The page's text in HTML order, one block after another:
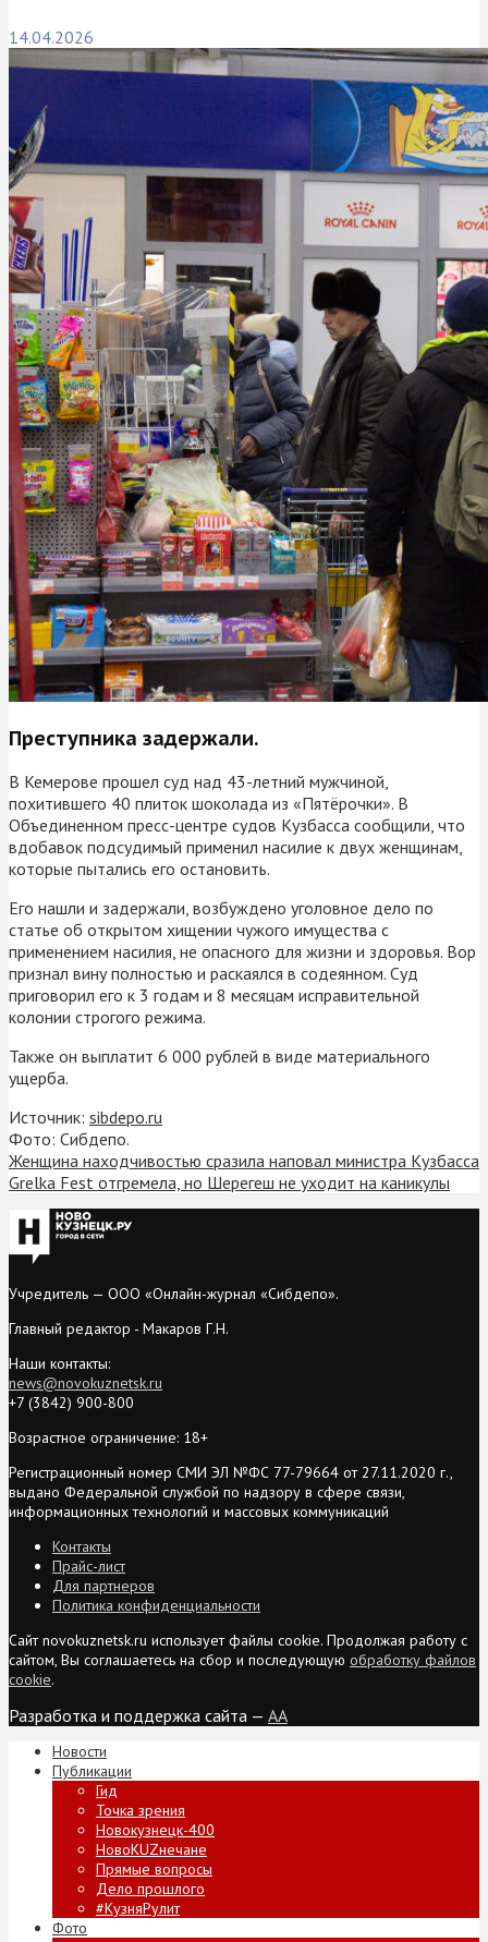
14.04.2026
Преступника задержали.
В Кемерове прошел суд над 43-летний мужчиной,
похитившего 40 плиток шоколада из «Пятёрочки». В
Объединенном пресс-центре судов Кузбасса сообщили, что
вдобавок подсудимый применил насилие к двух женщинам,
которые пытались его остановить.
Его нашли и задержали, возбуждено уголовное дело по
статье об открытом хищении чужого имущества с
применением насилия, не опасного для жизни и здоровья. Вор
признал вину полностью и раскаялся в содеянном. Суд
приговорил его к 3 годам и 8 месяцам исправительной
колонии строгого режима.
Также он выплатит 6 000 рублей в виде материального
ущерба.
Источник: sibdepo.ru
Фото: Сибдепо.
Женщина находчивостью сразила наповал министра Кузбасса
Grelka Fest отгремела, но Шерегеш не уходит на каникулы
Учредитель — ООО «Онлайн-журнал «Сибдепо».
Главный редактор - Макаров Г.Н.
Наши контакты:
news@novokuznetsk.ru
+7 (3842) 900-800
Возрастное ограничение: 18+
Регистрационный номер СМИ ЭЛ №ФС 77-79664 от 27.11.2020 г.,
выдано Федеральной службой по надзору в сфере связи,
информационных технологий и массовых коммуникаций
Контакты
Прайс-лист
Для партнеров
Политика конфиденциальности
Сайт novokuznetsk.ru использует файлы cookie. Продолжая работу с
сайтом, Вы соглашаетесь на сбор и последующую обработку файлов
cookie.
Разработка и поддержка сайта — AA
Новости
Публикации
Гид
Точка зрения
Новокузнецк-400
НовоKUZнечане
Прямые вопросы
Дело прошлого
#КузняРулит
Фото